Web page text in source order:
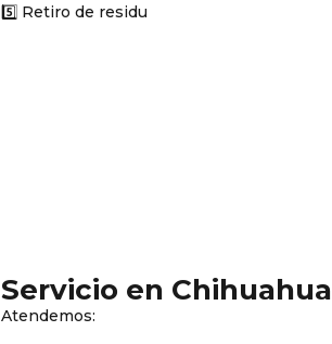
5️⃣ Retiro de residu
Servicio en Chihuahua
Atendemos: